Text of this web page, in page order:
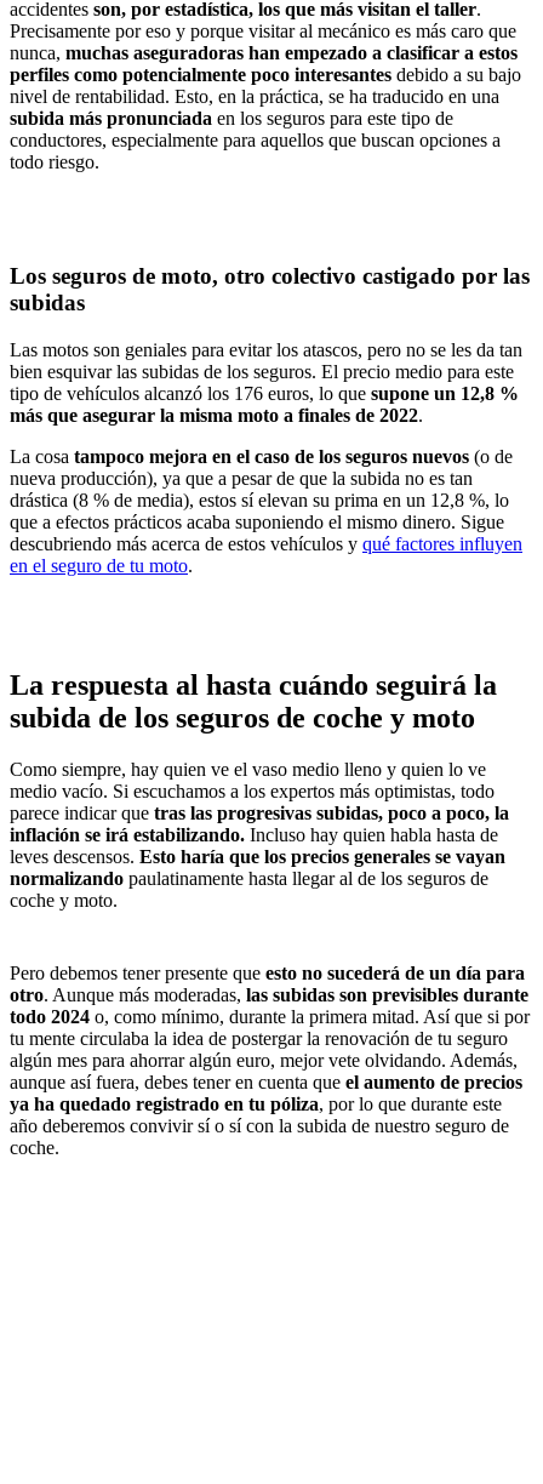
accidentes son, por estadística, los que más visitan el taller.
Precisamente por eso y porque visitar al mecánico es más caro que
nunca, muchas aseguradoras han empezado a clasificar a estos
perfiles como potencialmente poco interesantes debido a su bajo
nivel de rentabilidad. Esto, en la práctica, se ha traducido en una
subida más pronunciada en los seguros para este tipo de
conductores, especialmente para aquellos que buscan opciones a
todo riesgo.
Los seguros de moto, otro colectivo castigado por las
subidas
Las motos son geniales para evitar los atascos, pero no se les da tan
bien esquivar las subidas de los seguros. El precio medio para este
tipo de vehículos alcanzó los 176 euros, lo que supone un 12,8 %
más que asegurar la misma moto a finales de 2022.
La cosa tampoco mejora en el caso de los seguros nuevos (o de
nueva producción), ya que a pesar de que la subida no es tan
drástica (8 % de media), estos sí elevan su prima en un 12,8 %, lo
que a efectos prácticos acaba suponiendo el mismo dinero. Sigue
descubriendo más acerca de estos vehículos y qué factores influyen
en el seguro de tu moto.
La respuesta al hasta cuándo seguirá la
subida de los seguros de coche y moto
Como siempre, hay quien ve el vaso medio lleno y quien lo ve
medio vacío. Si escuchamos a los expertos más optimistas, todo
parece indicar que tras las progresivas subidas, poco a poco, la
inflación se irá estabilizando. Incluso hay quien habla hasta de
leves descensos. Esto haría que los precios generales se vayan
normalizando paulatinamente hasta llegar al de los seguros de
coche y moto.
Pero debemos tener presente que esto no sucederá de un día para
otro. Aunque más moderadas, las subidas son previsibles durante
todo 2024 o, como mínimo, durante la primera mitad. Así que si por
tu mente circulaba la idea de postergar la renovación de tu seguro
algún mes para ahorrar algún euro, mejor vete olvidando. Además,
aunque así fuera, debes tener en cuenta que el aumento de precios
ya ha quedado registrado en tu póliza, por lo que durante este
año deberemos convivir sí o sí con la subida de nuestro seguro de
coche.